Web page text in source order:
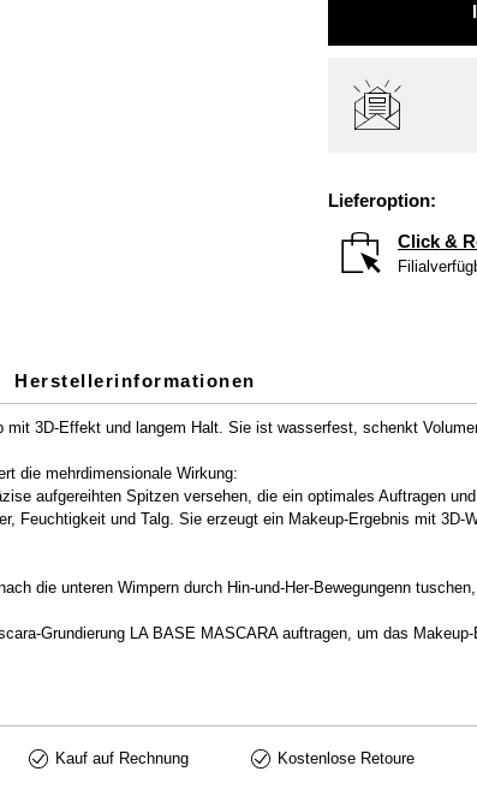
Lieferoption:
Click &
Herstellerinformationen
3D-Effekt und langem Halt. Sie ist wasserfest, schenkt
die mehrdimensionale Wirkung:
aufgereihten Spitzen versehen, die ein optimales Auftragen
Feuchtigkeit und Talg. Sie erzeugt ein Makeup-Ergebnis mit 3D-
die unteren Wimpern durch Hin-und-Her-Bewegungenn
Grundierung LA BASE MASCARA auftragen, um das Makeup-
Kauf auf Rechnung Kostenlose Retoure